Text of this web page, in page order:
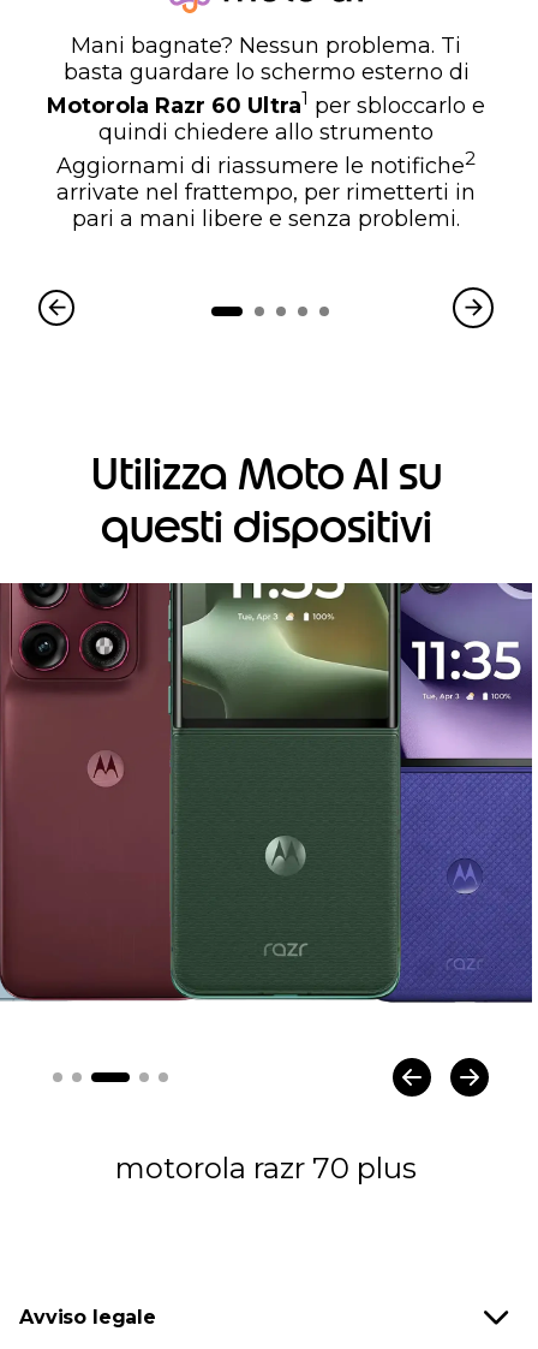
Mani bagnate? Nessun problema. Ti
basta guardare lo schermo esterno di
Motorola Razr 60 Ultra1 per sbloccarlo e
quindi chiedere allo strumento
Aggiornami di riassumere le notifiche2
arrivate nel frattempo, per rimetterti in
pari a mani libere e senza problemi.
Utilizza Moto AI su
questi dispositivi
motorola razr 70 plus
Avviso legale